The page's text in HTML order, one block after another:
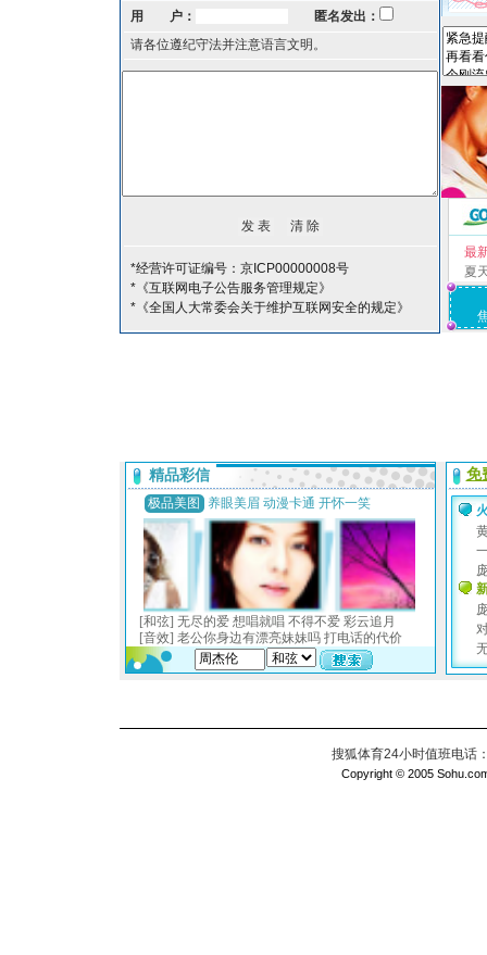
用 户：
匿名发出：
请各位遵纪守法并注意语言文明。
*经营许可证编号：京ICP00000008号
*《互联网电子公告服务管理规定》
*《全国人大常委会关于维护互联网安全的规定》
最
夏
搜狐体育24小时值班电话
Copyright © 2005